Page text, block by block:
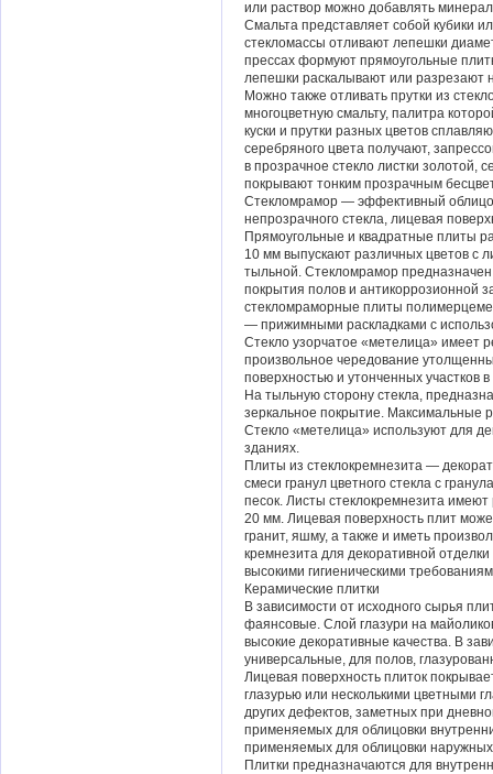
или раствор можно добавлять
Смальта представляет собой кубики
стекломассы отливают лепешки
прессах формуют прямоугольные
лепешки раскалывают или разрезают
Можно также отливать прутки из
многоцветную смальту, палитра
куски и прутки разных цветов
серебряного цвета получают,
в прозрачное стекло листки золотой,
покрывают тонким прозрачным
Стекломрамор — эффективный
непрозрачного стекла, лицевая
Прямоугольные и квадратные плиты
10 мм выпускают различных цветов с
тыльной. Стекломрамор
покрытия полов и антикоррозионной
стекломраморные плиты
— прижимными раскладками с
Стекло узорчатое «метелица» имеет
произвольное чередование
поверхностью и утонченных участков
На тыльную сторону стекла,
зеркальное покрытие. Максимальные
Стекло «метелица» используют для
зданиях.
Плиты из стеклокремнезита —
смеси гранул цветного стекла с
песок. Листы стеклокремнезита
20 мм. Лицевая поверхность плит
гранит, яшму, а также и иметь
кремнезита для декоративной
высокими гигиеническими
Керамические плитки
В зависимости от исходного сырья
фаянсовые. Слой глазури на
высокие декоративные качества. В
универсальные, для полов,
Лицевая поверхность плиток
глазурью или несколькими цветными
других дефектов, заметных при
применяемых для облицовки
применяемых для облицовки
Плитки предназначаются для